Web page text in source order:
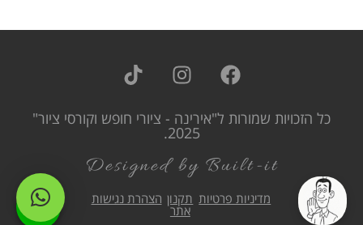
כל הזכויות שמורות ל"אירינה - ציורי חופש וקורסי ציור"
2025.
Designed by Built-it
מדיניות פרטיות תקנון
אתר
הצהרת נגישות